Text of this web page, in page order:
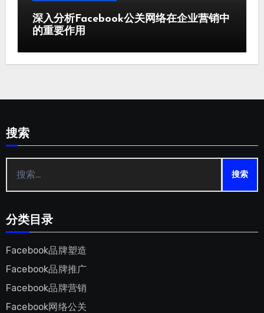
深入分析Facebook公关网络在企业营销中
的重要作用
搜索
索：
分类目录
Facebook品牌塑造
Facebook品牌推广
Facebook品牌营销
Facebook网络公关